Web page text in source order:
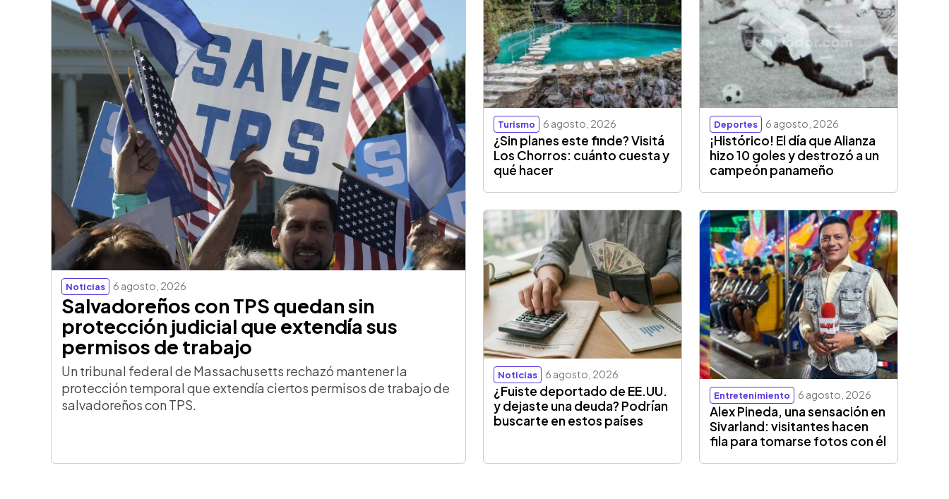
Noticias 6 agosto, 2026
Salvadoreños con TPS quedan sin
protección judicial que extendía sus
permisos de trabajo
Un tribunal federal de Massachusetts rechazó mantener la
protección temporal que extendía ciertos permisos de trabajo de
salvadoreños con TPS.
Turismo 6 agosto, 2026
¿Sin planes este finde? Visitá
Los Chorros: cuánto cuesta y
qué hacer
Deportes 6 agosto, 2026
¡Histórico! El día que Alianza
hizo 10 goles y destrozó a un
campeón panameño
Noticias 6 agosto, 2026
¿Fuiste deportado de EE.UU.
y dejaste una deuda? Podrían
buscarte en estos países
Entretenimiento 6 agosto, 2026
Alex Pineda, una sensación en
Sivarland: visitantes hacen
fila para tomarse fotos con él